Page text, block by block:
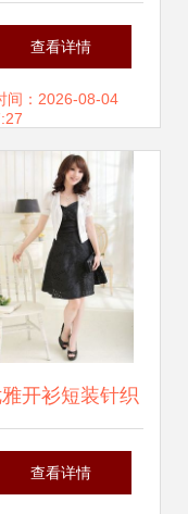
直供，代理加盟
新商机
查看详情
间：2026-08-04
开衫短装针织
外套 一站式批发
查看详情